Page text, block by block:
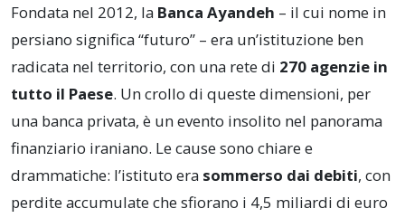
Fondata nel 2012, la Banca Ayandeh – il cui nome in
persiano significa “futuro” – era un’istituzione ben
radicata nel territorio, con una rete di 270 agenzie in
tutto il Paese. Un crollo di queste dimensioni, per
una banca privata, è un evento insolito nel panorama
finanziario iraniano. Le cause sono chiare e
drammatiche: l’istituto era sommerso dai debiti, con
perdite accumulate che sfiorano i 4,5 miliardi di euro